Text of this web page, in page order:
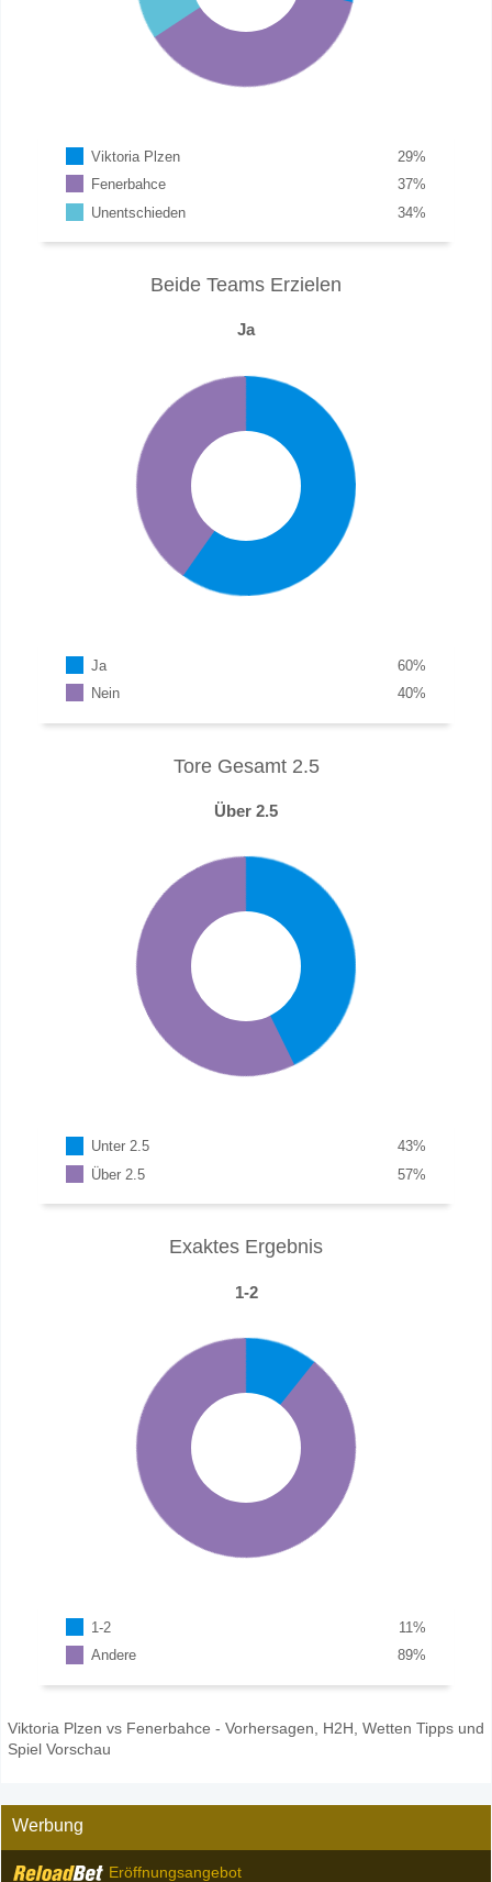
Viktoria Plzen %
29
Fenerbahce
%
37
Unentschieden
%
34
Beide Teams Erzielen
Ja
Ja %
60
Nein
%
40
Tore Gesamt 2.5
Über 2.5
Unter 2.5 %
43
Über 2.5
%
57
Exaktes Ergebnis
1-2
1-2 %
11
Andere
%
89
Viktoria Plzen vs Fenerbahce - Vorhersagen, H2H, Wetten Tipps und
Spiel Vorschau
Werbung
Eröffnungsangebot